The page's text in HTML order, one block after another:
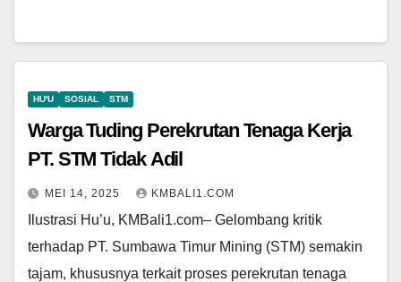
HU'U SOSIAL STM
Warga Tuding Perekrutan Tenaga Kerja
PT. STM Tidak Adil
MEI 14, 2025 KMBALI1.COM
Ilustrasi Hu’u, KMBali1.com– Gelombang kritik
terhadap PT. Sumbawa Timur Mining (STM) semakin
tajam, khususnya terkait proses perekrutan tenaga